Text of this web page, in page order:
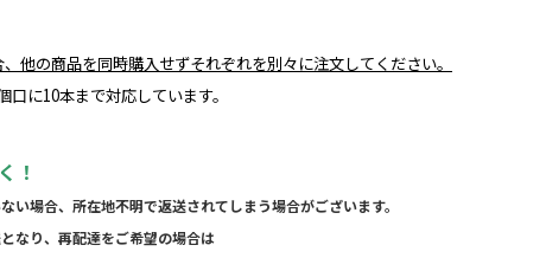
、他の商品を同時購入せずそれぞれを別々に注文してください。
に10本まで対応しています。
！
い場合、所在地不明で返送されてしまう場合がございます。
なり、再配達をご希望の場合は